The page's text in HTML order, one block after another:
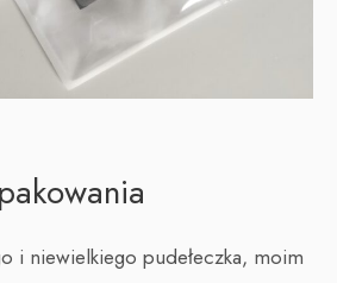
i niewielkiego pudełeczka, moim